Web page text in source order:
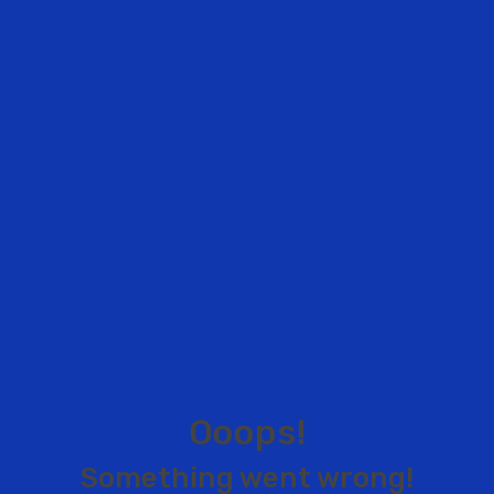
Ooops!
Something went wrong!